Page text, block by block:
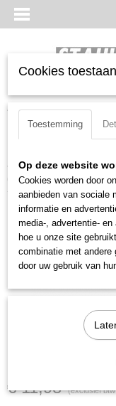
Inloggen Registreren
Home >Sleutels>
(40463434)
€ 11,98 (exclusief
Cookies
Toestemming
Op deze website
Cookies worden door
aanbieden van sociale
informatie en
media-, advertentie-
hoe u onze site
combinatie met andere
door uw gebruik van